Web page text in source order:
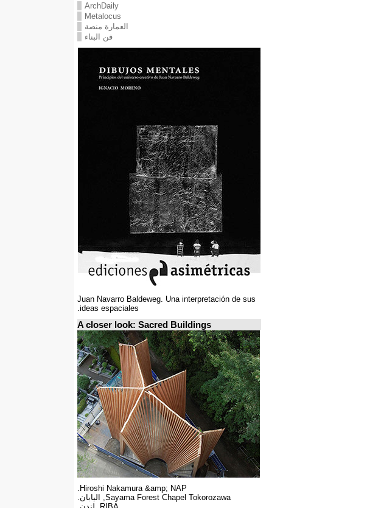
ArchDaily
Metalocus
العمارة منصة
فن البناء
Juan Navarro Baldeweg. Una interpretación de sus
ideas espaciales.
A closer look: Sacred Buildings
Hiroshi Nakamura &amp; NAP.
Sayama Forest Chapel Tokorozawa, اليابان.